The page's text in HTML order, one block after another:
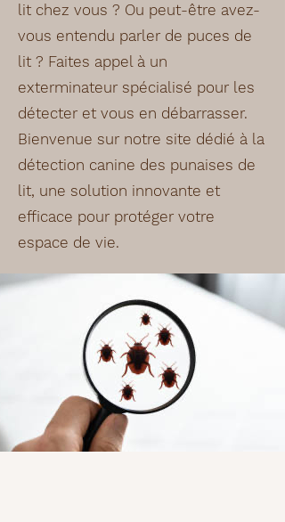
lit chez vous ? Ou peut-être avez-
vous entendu parler de puces de
lit ? Faites appel à un
exterminateur spécialisé pour les
détecter et vous en débarrasser.
Bienvenue sur notre site dédié à la
détection canine des punaises de
lit, une solution innovante et
efficace pour protéger votre
espace de vie.